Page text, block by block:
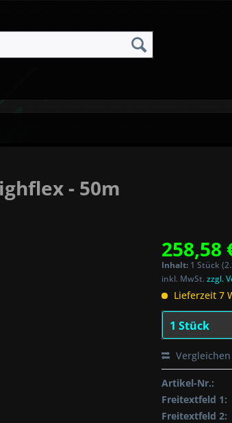
- 50m
258,58
Inhalt: 1 Stück
inkl. MwSt.zzgl.
Lieferzeit 7
Vergleichen
Artikel-Nr.:
Freitextfeld 1:
Freitextfeld 2: